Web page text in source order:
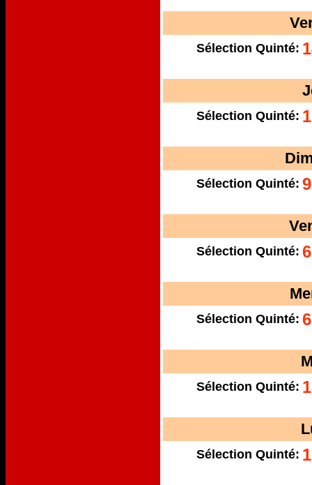
Sélection Quinté:
Sélection Quinté:
Sélection Quinté:
Sélection Quinté:
Sélection Quinté:
Sélection Quinté:
Sélection Quinté: